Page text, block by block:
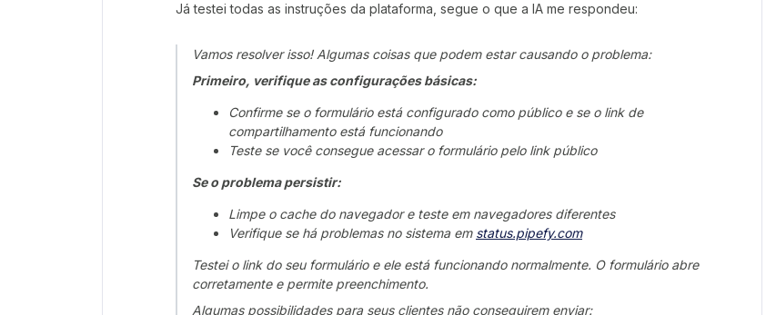
Já testei todas as instruções da plataforma, segue o que a IA me respondeu:
Vamos resolver isso! Algumas coisas que podem estar causando o problema:
Primeiro, verifique as configurações básicas:
Confirme se o formulário está configurado como público e se o link de
compartilhamento está funcionando
Teste se você consegue acessar o formulário pelo link público
Se o problema persistir:
Limpe o cache do navegador e teste em navegadores diferentes
Verifique se há problemas no sistema em status.pipefy.com
Testei o link do seu formulário e ele está funcionando normalmente. O formulário abre
corretamente e permite preenchimento.
Algumas possibilidades para seus clientes não conseguirem enviar: